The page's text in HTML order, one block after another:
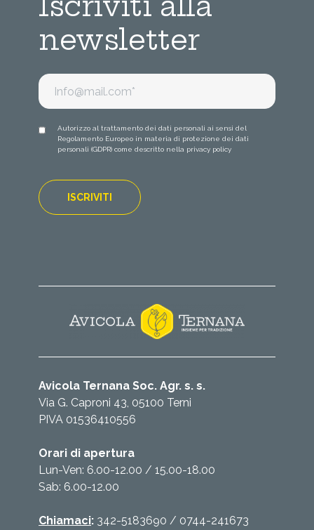
newsletter
Autorizzo al trattamento dei dati personali ai sensi del
Regolamento Europeo in materia di protezione dei dati
personali (GDPR) come descritto nella privacy policy
Avicola Ternana Soc. Agr. s. s.
Via G. Caproni 43, 05100 Terni
PIVA 01536410556
Orari di apertura
Lun-Ven: 6.00-12.00 / 15.00-18.00
Sab: 6.00-12.00
Chiamaci: 342-5183690 / 0744-241673